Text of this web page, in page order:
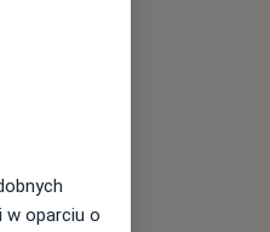
w oparciu o